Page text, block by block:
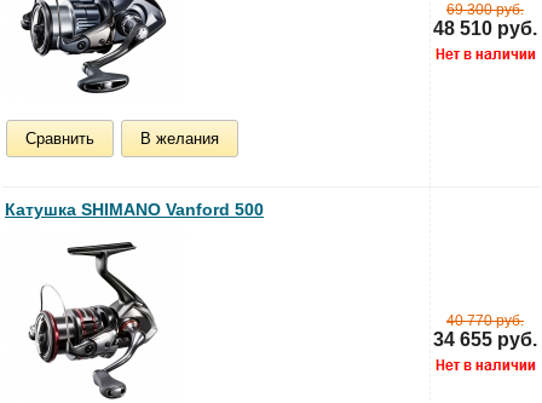
Сравнить В желания
69 300 руб.
48 510 руб.
Катушка SHIMANO Vanford 500
40 770 руб.
34 655 руб.